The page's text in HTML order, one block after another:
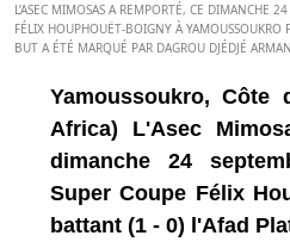
L’ASEC MIMOSAS A REMPORTÉ, CE DIMANCHE
FÉLIX HOUPHOUËT-BOIGNY À YAMOUSSOUKRO
BUT A ÉTÉ MARQUÉ PAR DAGROU DJÉDJÉ
Yamoussoukro, Côte
Africa) L'Asec
dimanche 24
Super Coupe Félix
battant (1 - 0) l'Afad